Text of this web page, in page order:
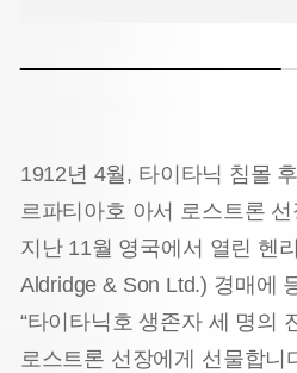
1912년 4월, 타이타닉 침몰
르파티아호 아서 로스트론
지난 11월 영국에서 열린 헨
Aldridge & Son Ltd.) 경매에
“타이타닉호 생존자 세 명의
로스트론 선장에게 선물합니